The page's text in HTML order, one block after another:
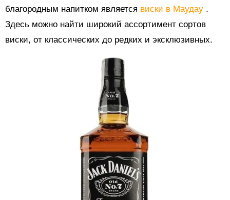
благородным напитком является виски в Маудау .
Здесь можно найти широкий ассортимент сортов
виски, от классических до редких и эксклюзивных.